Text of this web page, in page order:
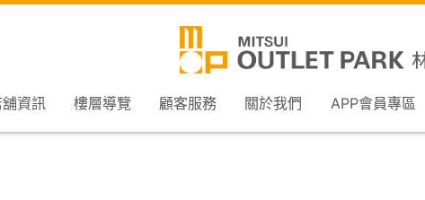
舖資訊 樓層導覽 顧客服務 關於我們 APP會員專區